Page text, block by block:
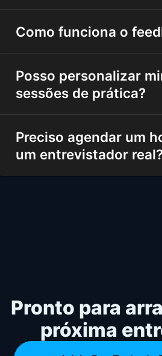
Como funciona o
Posso personalizar
sessões de prática?
Preciso agendar um
um entrevistador real?
Pronto para
próxima